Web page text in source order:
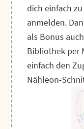
dich einfach
anmelden.
als Bonus
Bibliothek per
einfach den
Nähleon-